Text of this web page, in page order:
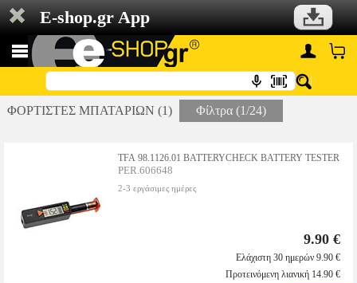
E-shop.gr App
ΦΟΡΤΙΣΤΕΣ ΜΠΑΤΑΡΙΩΝ (1) Φίλτρα (1/24)
TFA 98.1126.01 BATTERYCHECK BATTERY TESTER
PER.606648
2-3 εργάσιμες ημέρες
9.90 €
Ελάχιστη 30 ημερών 9.90 €
Προτεινόμενη λιανική 14.90 €